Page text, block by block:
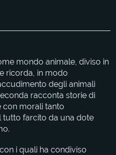
mondo animale, diviso in
ricorda, in modo
degli animali
racconta storie di
con morali tanto
tutto farcito da una dote
i quali ha condiviso